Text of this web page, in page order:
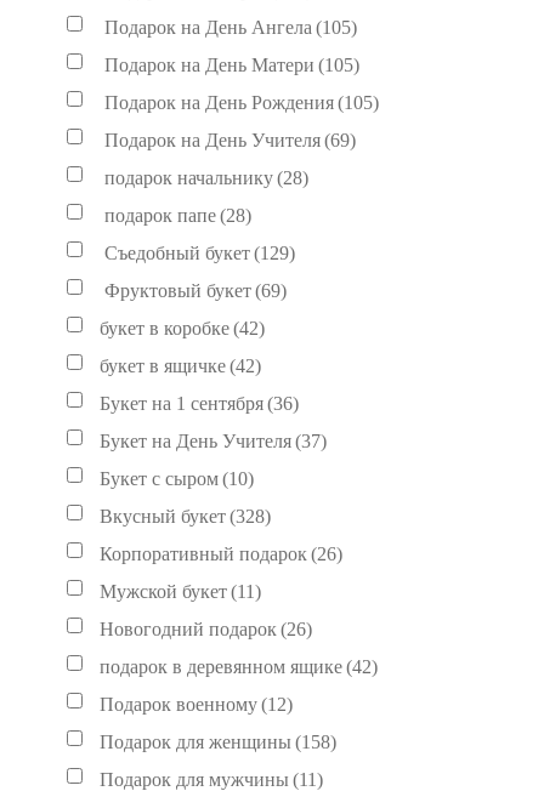
Подарок на День Ангела (105)
Подарок на День Матери (105)
Подарок на День Рождения(105)
Подарок на День Учителя(69)
подарок начальнику(28)
подарок папе(28)
Съедобный букет(129)
Фруктовый букет(69)
букет в коробке(42)
букет в ящичке(42)
Букет на 1 сентября(36)
Букет на День Учителя(37)
Букет с сыром(10)
Вкусный букет(328)
Корпоративный подарок (26)
Мужской букет(11)
Новогодний подарок (26)
подарок в деревянном ящике(42)
Подарок военному(12)
Подарок для женщины (158)
Подарок для мужчины (11)